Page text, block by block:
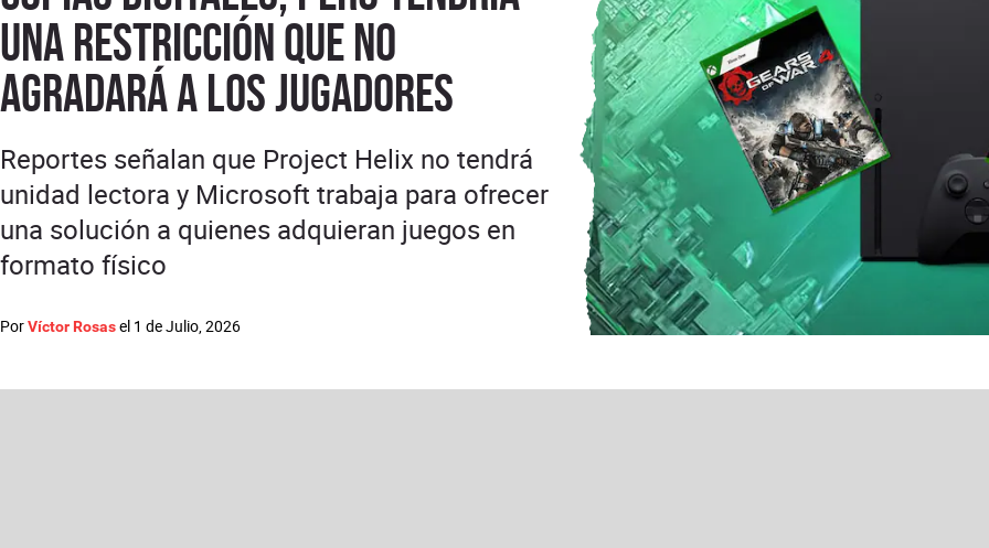
una restricción que no
agradará a los jugadores
PorVíctor Rosasel 1 de Julio, 2026
Reportes señalan que Project Helix no tendrá
unidad lectora y Microsoft trabaja para ofrecer
una solución a quienes adquieran juegos en
formato físico